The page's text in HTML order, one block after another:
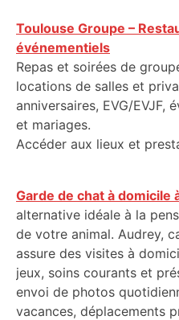
Toulouse Groupe –
événementiels
Repas et soirées de
locations de salles et
anniversaires, EVG/EVJF,
et mariages.
Accéder aux lieux et
Garde de chat à domicile
alternative idéale à la
de votre animal. Audrey,
assure des visites à
jeux, soins courants et
envoi de photos
vacances, déplacements